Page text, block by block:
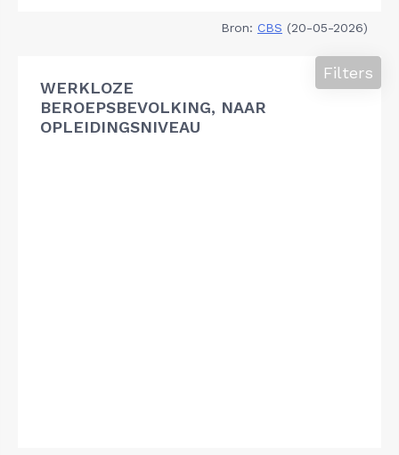
Bron: CBS (20-05-2026)
WERKLOZE
BEROEPSBEVOLKING, NAAR
OPLEIDINGSNIVEAU
Filters